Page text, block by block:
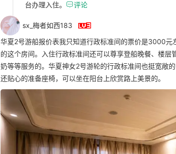
台办理入住。 评论
sx_梅者如西183 
华夏2号游船报价表我只知道行政标准间的票价是3000元
的这个房间。入住行政标准间还可以尊享登船晚餐、楼
奶等等服务的。华夏神女2号游轮的行政标准间也挺宽敞
还贴心的准备座椅，可以坐在阳台上欣赏路上美景的。